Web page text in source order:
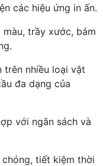
các hiệu ứng in ấn.
màu, trầy xước, bám
trên nhiều loại vật
đa dạng của
với ngân sách và
tiết kiệm thời